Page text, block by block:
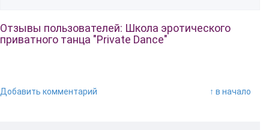
Отзывы пользователей: Школа эротического
приватного танца "Private Dance"
Добавить комментарий ↑ в начало